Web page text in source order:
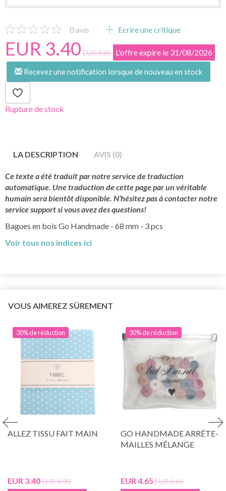
0 avis Ecrire une critique
EUR 3.40 EUR 4.85 L'offre expire le 31/08/2026
Recevez une notification lorsque de nouveau en stock
Rupture de stock
LA DESCRIPTION AVIS (0)
Ce texte a été traduit par notre service de traduction
automatique. Une traduction de cette page par un véritable
humain sera bientôt disponible. N’hésitez pas à contacter notre
service support si vous avez des questions!
Bagues en bois Go Handmade - 68 mm - 3 pcs
Voir tous nos indices ici
VOUS AIMEREZ SÛREMENT
30% de réduction
ALLEZ TISSU FAIT MAIN
EUR 3.40EUR 4.90
30% de réduction
GO HANDMADE ARRÊTE-
MAILLES MÉLANGE
EUR 4.65 EUR 6.65